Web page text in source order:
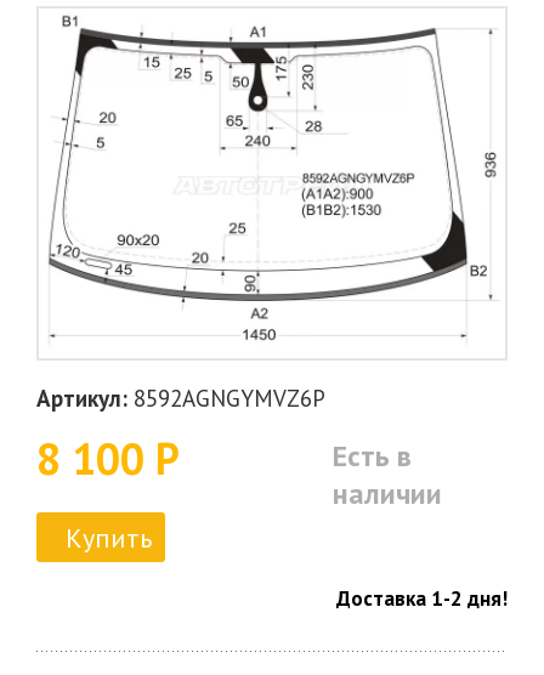
Артикул: 8592AGNGYMVZ6P
8 100 Р
Есть в
наличии
Купить
Доставка 1-2 дня!